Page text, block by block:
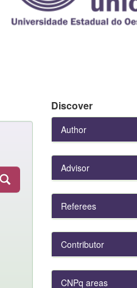
Discover
Author
Advisor
Referees
Contributor
CNPq areas